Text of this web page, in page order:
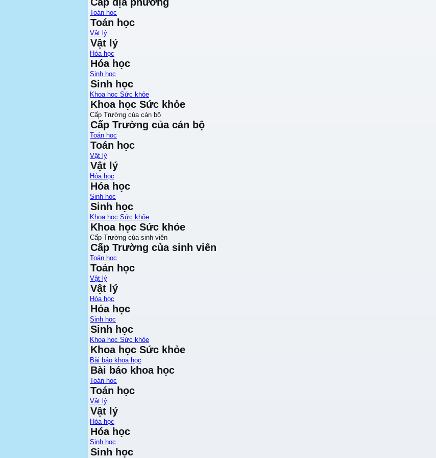
Toán học
Toán học
Vật lý
Vật lý
Hóa học
Hóa học
Sinh học
Sinh học
Khoa học Sức khỏe
Khoa học Sức khỏe
Cấp Trường của cán bộ
Cấp Trường của cán bộ
Toán học
Toán học
Vật lý
Vật lý
Hóa học
Hóa học
Sinh học
Sinh học
Khoa học Sức khỏe
Khoa học Sức khỏe
Cấp Trường của sinh viên
Cấp Trường của sinh viên
Toán học
Toán học
Vật lý
Vật lý
Hóa học
Hóa học
Sinh học
Sinh học
Khoa học Sức khỏe
Khoa học Sức khỏe
Bài báo khoa học
Bài báo khoa học
Toán học
Toán học
Vật lý
Vật lý
Hóa học
Hóa học
Sinh học
Sinh học